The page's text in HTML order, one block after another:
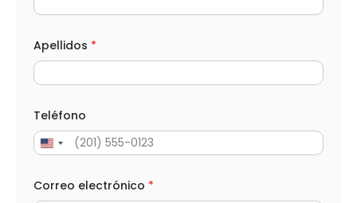
c
o
n
a
l
M
n
s
e
Apellidos *
Teléfono
Correo electrónico *